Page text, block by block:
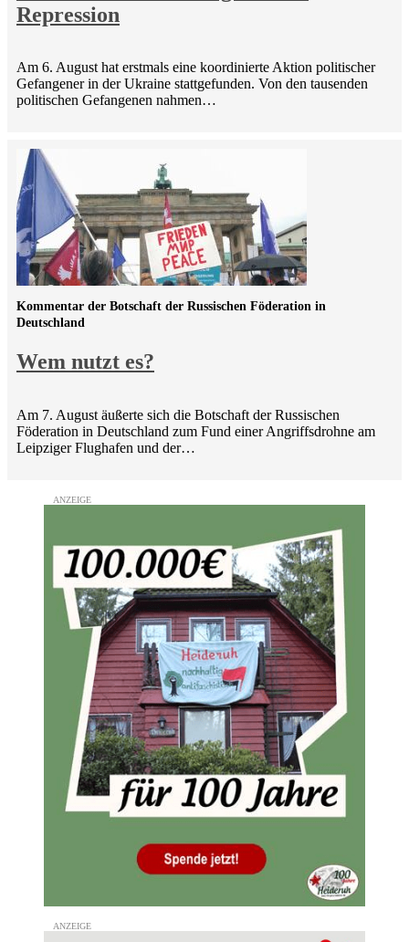
Repression
Am 6. August hat erstmals eine koordinierte Aktion politischer
Gefangener in der Ukraine stattgefunden. Von den tausenden
politischen Gefangenen nahmen…
Wem nutzt es?
Kommentar der Botschaft der Russischen Föderation in
Deutschland
Am 7. August äußerte sich die Botschaft der Russischen
Föderation in Deutschland zum Fund einer Angriffsdrohne am
Leipziger Flughafen und der…